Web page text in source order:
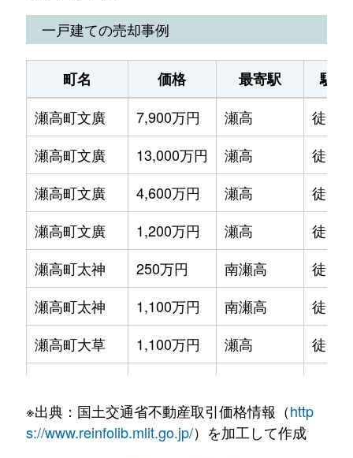
一戸建ての売却事例
町名 価格 最寄駅
駅徒
瀬高町文廣
7,900万円 瀬高
徒歩8
瀬高町文廣
13,000万円 瀬高
徒歩7
瀬高町文廣
4,600万円 瀬高
徒歩8
瀬高町文廣
1,200万円 瀬高
徒歩
瀬高町太神
250万円 南瀬高
徒歩7
瀬高町太神
1,100万円 南瀬高
徒歩
瀬高町大草
1,100万円 瀬高
徒歩
瀬高町小川
1,000万円 瀬高
徒歩
※出典：国土交通省不動産取引価格情報（http
s://www.reinfolib.mlit.go.jp/）を加工して作成